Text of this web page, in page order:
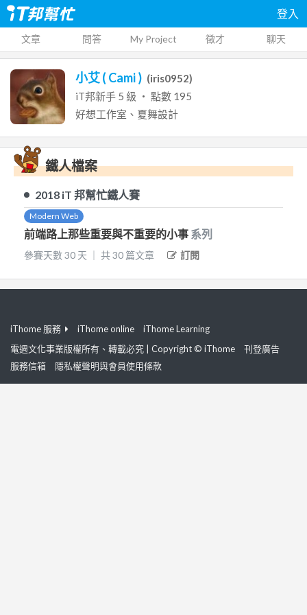
登入
文章 問答 My Project 徵才 聊天
小艾 ( Cami ) (iris0952)
iT邦新手 5 級 ‧ 點數 195
好想工作室、夏舞設計
鐵人檔案
2018 iT 邦幫忙鐵人賽
Modern Web
前端路上那些重要與不重要的小事 系列
參賽天數30 天 共30 篇文章 訂閱
iThome 服務 iThome online
iThome Learning
電週文化事業版權所有、轉載必究 | Copyright © iThome
刊登廣告
服務信箱
隱私權聲明與會員使用條款